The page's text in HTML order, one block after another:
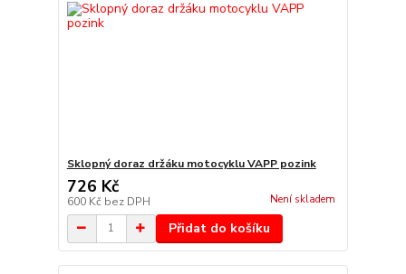
Sklopný doraz držáku motocyklu VAPP pozink
726 Kč
600 Kč bez DPH Není skladem
Přidat do košíku